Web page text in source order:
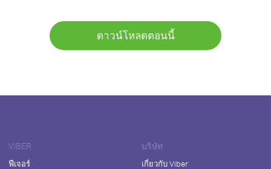
ดาวน์โหลดตอนนี้
VIBER
ฟีเจอร์
บริษัท
เกี่ยวกับ Viber